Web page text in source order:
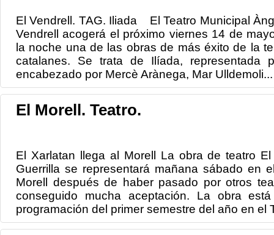
El Vendrell. TAG. Iliada El Teatro Municipal
Vendrell acogerá el próximo viernes 14 de
la noche una de las obras de más éxito de la
catalanes. Se trata de Ilíada, representada
encabezado por Mercè Arànega, Mar Ulldemoli...
El Morell. Teatro.
El Xarlatan llega al Morell La obra de teatro
Guerrilla se representará mañana sábado en
Morell después de haber pasado por otros
conseguido mucha aceptación. La obra
programación del primer semestre del año en el